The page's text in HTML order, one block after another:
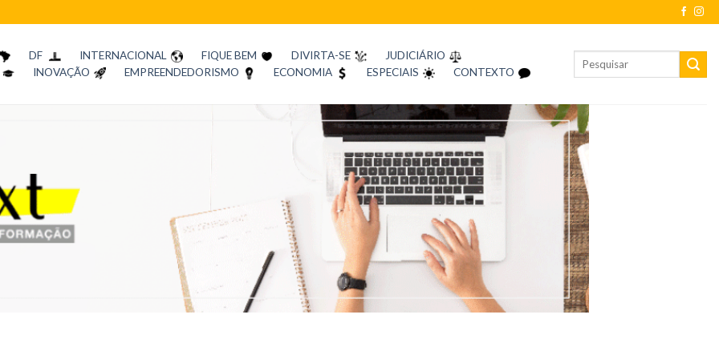
DF INTERNACIONAL FIQUE BEM DIVIRTA-SE
JUDICIÁRIO
INOVAÇÃO EMPREENDEDORISMO ECONOMIA ESPECIAIS CONTEXTO